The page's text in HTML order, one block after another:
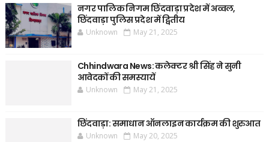
नगर पालिक निगम छिंदवाड़ा प्रदेश में अव्वल,
छिंदवाड़ा पुलिस प्रदेश में द्वितीय
Unknown May 21, 2025
Chhindwara News: कलेक्टर श्री सिंह ने सुनी
आवेदकों की समस्यायें
Unknown May 21, 2025
छिंदवाड़ा: समाधान ऑनलाइन कार्यक्रम की शुरुआत
Unknown May 20, 2025